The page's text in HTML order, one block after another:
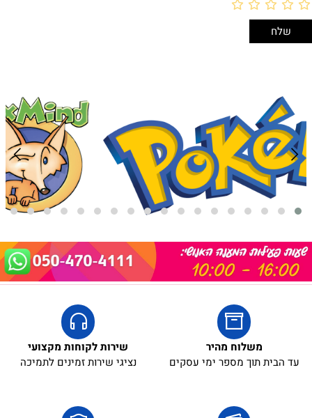
אריזת מתנה
5₪+
מתנה:
משלוח מהיר
עד הבית תוך מספר ימי עסקים
שירות לקוחות מקצועי
נציגי שירות זמינים לתמיכה